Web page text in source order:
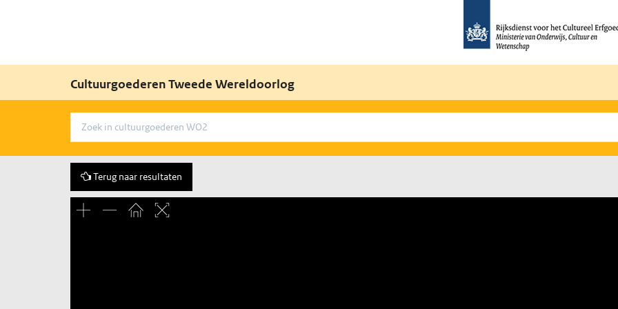
Cultuurgoederen Tweede Wereldoorlog
Terug naar resultaten